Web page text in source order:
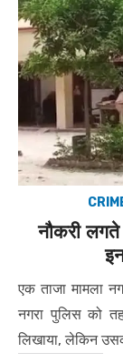
नौकरी
एक ताजा मामला
नगरा पुलिस को
लिखाया, लेकिन